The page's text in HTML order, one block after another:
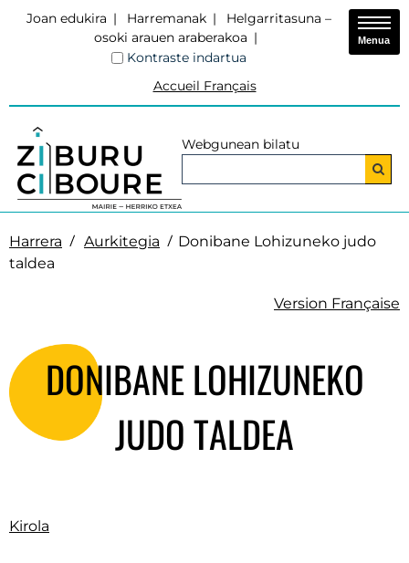
Joan edukira Harremanak
Helgarritasuna –
osoki arauen araberakoa
Kontraste indartua
Accueil Français
Webgunean bilatu
Menua
Harrera Aurkitegia
Donibane Lohizuneko judo
taldea
Version Française
DONIBANE LOHIZUNEKO
JUDO TALDEA
Kirola